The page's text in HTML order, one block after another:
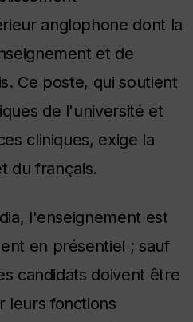
anglophone dont la
et de
Ce poste, qui soutient
de l'université et
cliniques, exige la
du français.
l'enseignement est
en présentiel ; sauf
candidats doivent être
leurs fonctions